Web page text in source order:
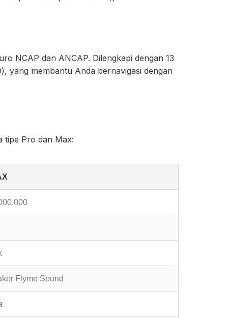
NCAP dan ANCAP. Dilengkapi dengan 13
yang membantu Anda bernavigasi dengan
tipe Pro dan Max:
Flyme Sound